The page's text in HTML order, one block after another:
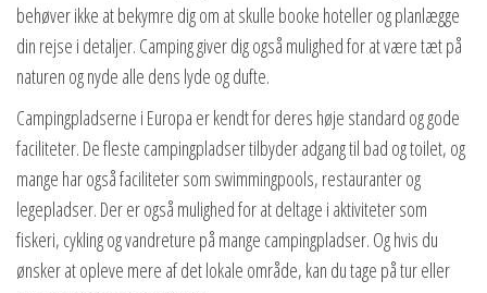
behøver ikke at bekymre dig om at skulle booke hoteller og planlægge
din rejse i detaljer. Camping giver dig også mulighed for at være tæt på
naturen og nyde alle dens lyde og dufte.
Campingpladserne i Europa er kendt for deres høje standard og gode
faciliteter. De fleste campingpladser tilbyder adgang til bad og toilet, og
mange har også faciliteter som swimmingpools, restauranter og
legepladser. Der er også mulighed for at deltage i aktiviteter som
fiskeri, cykling og vandreture på mange campingpladser. Og hvis du
ønsker at opleve mere af det lokale område, kan du tage på tur eller